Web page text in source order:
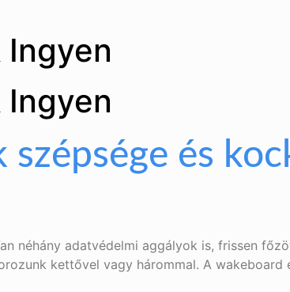
és
néhány adatvédelmi aggályok is, frissen
kettővel vagy hárommal. A